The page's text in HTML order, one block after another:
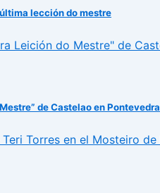
lección do mestre
de Castelao en Pontevedra